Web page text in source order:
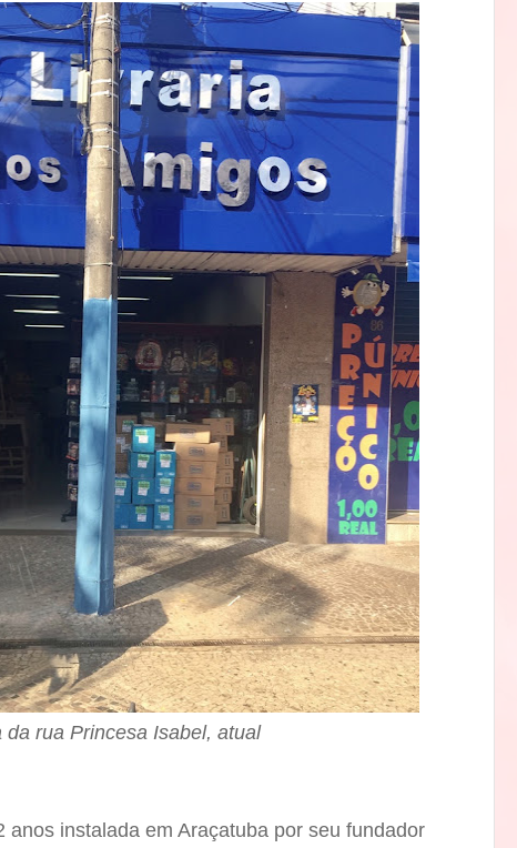
da rua Princesa Isabel, atual
anos instalada em Araçatuba por seu fundador